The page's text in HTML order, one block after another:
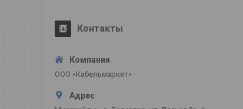
Контакты
ООО «Кабельмаркет»